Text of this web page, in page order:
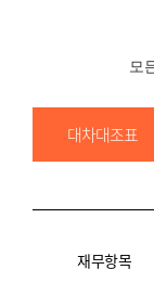
모
대차대조표
재무항목